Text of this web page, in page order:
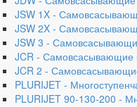
JSW 1X -
JSW 2X -
JSW 3 -
JCR - Самовсасывающие
JCR 2 -
PLURIJET -
PLURIJET 90-130-200 -